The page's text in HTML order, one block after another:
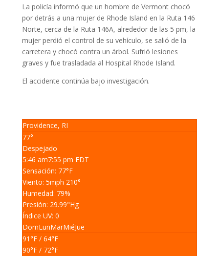
La policía informó que un hombre de Vermont chocó
por detrás a una mujer de Rhode Island en la Ruta 146
Norte, cerca de la Ruta 146A, alrededor de las 5 pm, la
mujer perdió el control de su vehículo, se salió de la
carretera y chocó contra un árbol. Sufrió lesiones
graves y fue trasladada al Hospital Rhode Island.
El accidente continúa bajo investigación.
Providence, RI
77°
Despejado
5:46 am7:55 pm EDT
Sensación: 77°F
Viento: 5mph 210°
Humedad: 79%
Presión: 29.99"Hg
Índice UV: 0
DomLunMarMiéJue
91°F/ 64°F
90°F/ 72°F